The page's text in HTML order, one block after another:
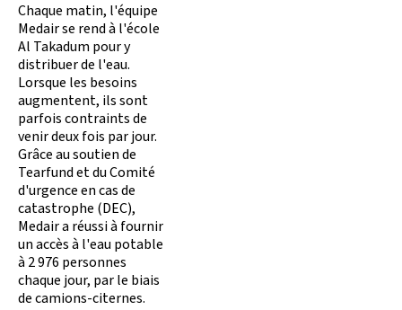
Chaque matin, l'équipe
Medair se rend à l'école
Al Takadum pour y
distribuer de l'eau.
Lorsque les besoins
augmentent, ils sont
parfois contraints de
venir deux fois par jour.
Grâce au soutien de
Tearfund et du Comité
d'urgence en cas de
catastrophe (DEC),
Medair a réussi à fournir
un accès à l'eau potable
à 2 976 personnes
chaque jour, par le biais
de camions-citernes.